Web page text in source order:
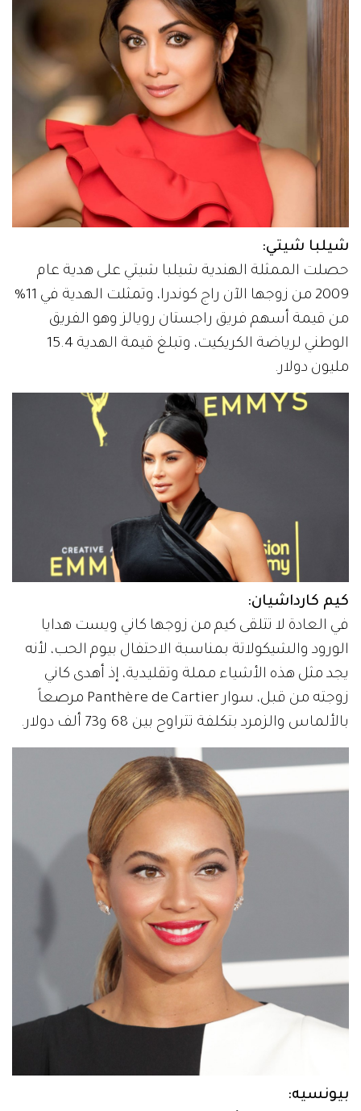
شيلبا شيتي:
حصلت الممثلة الهندية شيلبا شيتي على هدية عام
2009 من زوجها الآن راج كوندرا، وتمثلت الهدية في 11%
من قيمة أسهم فريق راجستان رويالز وهو الفريق
الوطني لرياضة الكريكيت، وتبلغ قيمة الهدية 15.4
مليون دولار.
كيم كارداشيان:
في العادة لا تتلقى كيم من زوجها كاني ويست هدايا
الورود والشيكولاتة بمناسبة الاحتفال بيوم الحب، لأنه
يجد مثل هذه الأشياء مملة وتقليدية، إذ أهدى كاني
زوجته من قبل، سوار Panthère de Cartier مرصعاً
بالألماس والزمرد بتكلفة تتراوح بين 68 و73 ألف دولار.
بيونسيه: